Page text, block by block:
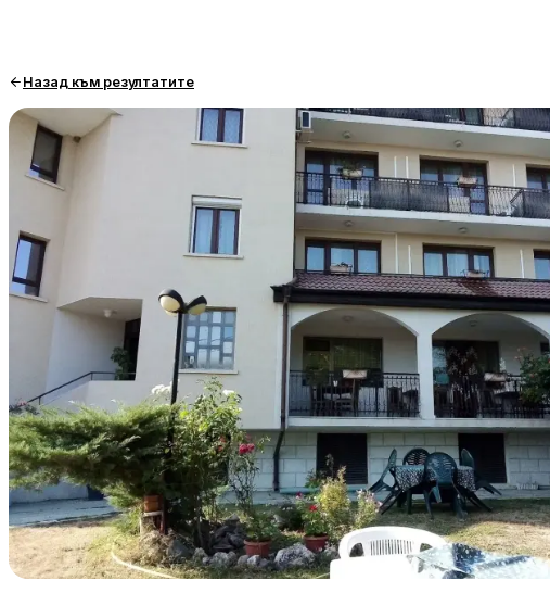
Назад към резултатите